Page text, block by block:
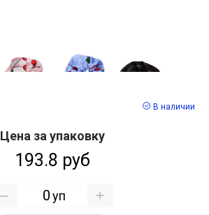
В наличии
Цена за упаковку
193.8 руб
уп